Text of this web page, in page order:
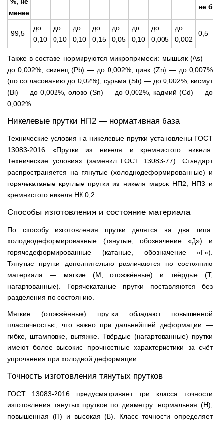
менее
не
99,5
до
0,10
до
0,10
до
0,10
до
0,15
до
0,05
до
0,10
до
0,005
до
0,002
0,5
Также в составе нормируются микропримеси: мышьяк (As) —
до 0,002%, свинец (Pb) — до 0,002%, цинк (Zn) — до 0,007%
(по согласованию до 0,02%), сурьма (Sb) — до 0,002%, висмут
(Bi) — до 0,002%, олово (Sn) — до 0,002%, кадмий (Cd) — до
0,002%.
Никелевые прутки НП2 — нормативная база
Технические условия на никелевые прутки установлены ГОСТ
13083-2016 «Прутки из никеля и кремнистого никеля.
Технические условия» (заменил ГОСТ 13083-77). Стандарт
распространяется на тянутые (холоднодеформированные) и
горячекатаные круглые прутки из никеля марок НП2, НП3 и
кремнистого никеля НК 0,2.
Способы изготовления и состояние материала
По способу изготовления прутки делятся на два типа:
холоднодеформированные (тянутые, обозначение «Д») и
горячедеформированные (катаные, обозначение «Г»).
Тянутые прутки дополнительно различаются по состоянию
материала — мягкие (М, отожжённые) и твёрдые (Т,
нагартованные). Горячекатаные прутки поставляются без
разделения по состоянию.
Мягкие (отожжённые) прутки обладают повышенной
пластичностью, что важно при дальнейшей деформации —
гибке, штамповке, вытяжке. Твёрдые (нагартованные) прутки
имеют более высокие прочностные характеристики за счёт
упрочнения при холодной деформации.
Точность изготовления тянутых прутков
ГОСТ 13083-2016 предусматривает три класса точности
изготовления тянутых прутков по диаметру: нормальная (Н),
повышенная (П) и высокая (В). Класс точности определяет